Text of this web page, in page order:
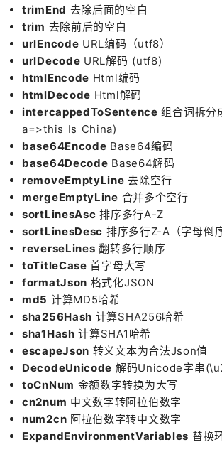
trimEnd 去除后面的空白
trim 去除前后的空白
urlEncode URL编码（utf8）
urlDecode URL解码 (utf8)
htmlEncode Html编码
htmlDecode Html解码
intercappedToSentence组合词拆
a=>this Is China)
base64Encode Base64编码
base64Decode Base64解码
removeEmptyLine去除空行
mergeEmptyLine 合并多个空行
sortLinesAsc排序多行A-Z
sortLinesDesc 排序多行Z-A（字母倒序
reverseLines翻转多行顺序
toTitleCase首字母大写
formatJson 格式化JSON
md5 计算MD5哈希
sha256Hash 计算SHA256哈希
sha1Hash计算SHA1哈希
escapeJson 转义文本为合法Json值
DecodeUnicode 解码Unicode字串
toCnNum 金额数字转换为大写
cn2num 中文数字转阿拉伯数字
num2cn 阿拉伯数字转中文数字
ExpandEnvironmentVariables 替换